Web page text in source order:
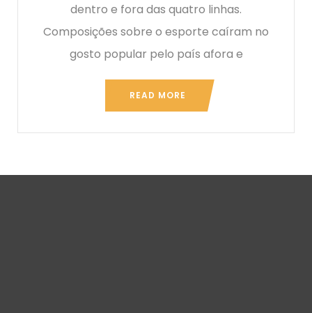
dentro e fora das quatro linhas.
Composições sobre o esporte caíram no
gosto popular pelo país afora e
READ MORE